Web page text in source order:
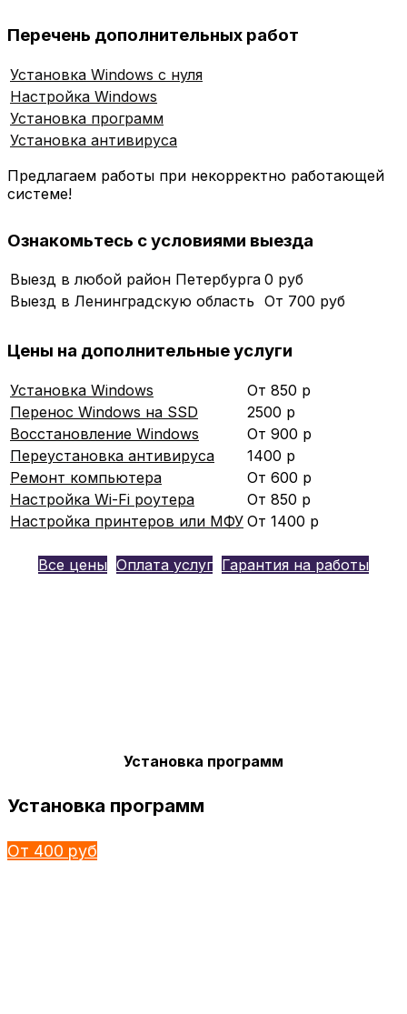
Перечень дополнительных работ
Установка Windows с нуля
Настройка Windows
Установка программ
Установка антивируса
Предлагаем работы при некорректно работающей
системе!
Ознакомьтесь с условиями выезда
Выезд в любой район Петербурга 0 руб
Выезд в Ленинградскую область От 700 руб
Цены на дополнительные услуги
Установка Windows
От 850 р
Перенос Windows на SSD
2500 р
Восстановление Windows
От 900 р
Переустановка антивируса
1400 р
Ремонт компьютера
От 600 р
Настройка Wi-Fi роутера
От 850 р
Настройка принтеров или МФУ От 1400 р
Все цены Оплата услуг Гарантия на работы
Установка программ
Установка программ
От 400 руб